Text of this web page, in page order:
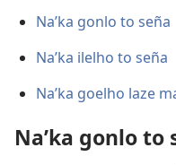
Naʼka gonlo to seña
Naʼka ilelho to seña
Naʼka goelho laze
Naʼka gonlo to